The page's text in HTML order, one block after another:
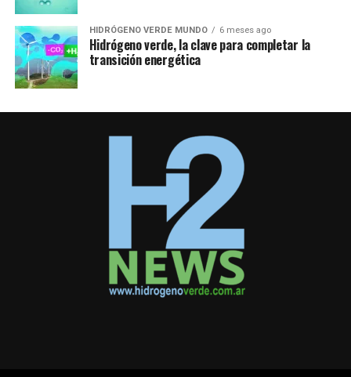
HIDRÓGENO VERDE MUNDO 6 meses ago
Hidrógeno verde, la clave para completar la
transición energética